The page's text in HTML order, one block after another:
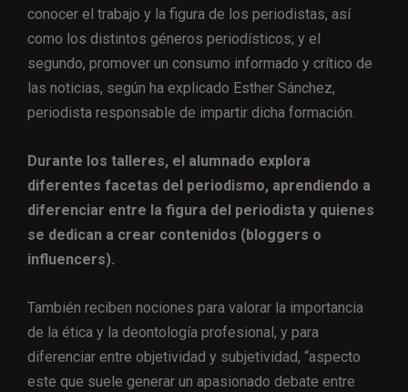
conocer el trabajo y la figura de los periodistas, así
como los distintos géneros periodísticos; y el
segundo, promover un consumo informado y crítico de
las noticias, según ha explicado Esther Sánchez,
periodista responsable de impartir dicha formación.
Durante los talleres, el alumnado explora
diferentes facetas del periodismo, aprendiendo a
diferenciar entre la figura del periodista y quienes
se dedican a crear contenidos (bloggers o
influencers).
También reciben nociones para valorar la importancia
de la ética y la deontología profesional, y para
diferenciar entre objetividad y subjetividad, “aspecto
este que suele generar un apasionado debate entre